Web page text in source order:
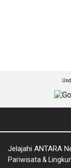
Jelajahi ANTARA
Pariwisata &